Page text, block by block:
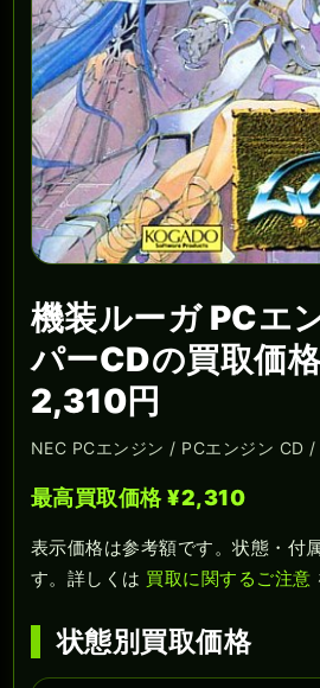
機装ルーガ PCエ
パーCDの買取価
2,310円
NEC PCエンジン / PCエンジン CD
最高買取価格 ¥2,310
表示価格は参考額です。状態・付
す。詳しくは 買取に関するご注意
状態別買取価格